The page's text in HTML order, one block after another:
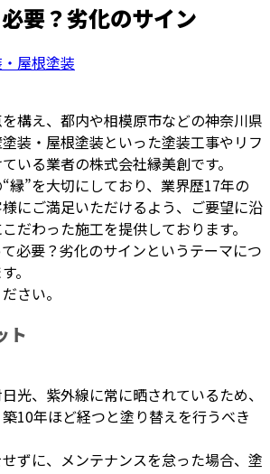
要？劣化のサイン
屋根塗装
構え、都内や相模原市などの神奈川県
装・屋根塗装といった塗装工事やリフ
いる業者の株式会社縁美創です。
縁”を大切にしており、業界歴17年の
にご満足いただけるよう、ご要望に沿
だわった施工を提供しております。
必要？劣化のサインというテーマにつ
。
さい。
ト
光、紫外線に常に晒されているため、
10年ほど経つと塗り替えを行うべき
ずに、メンテナンスを怠った場合、塗